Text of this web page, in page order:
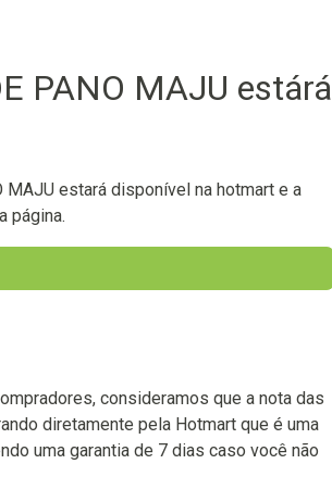
PANO MAJU estárá
MAJU estará disponível na hotmart e a
página.
consideramos que a nota das
diretamente pela Hotmart que é uma
uma garantia de 7 dias caso você não